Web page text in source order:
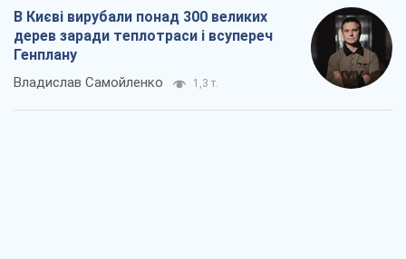
В Києві вирубали понад 300 великих
дерев заради теплотраси і всупереч
Генплану
Владислав Самойленко 1,3 т.